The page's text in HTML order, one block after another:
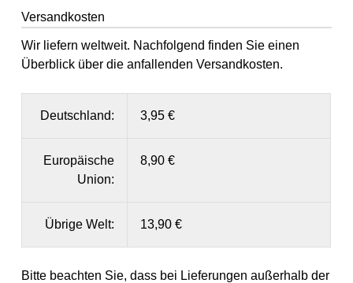
Versandkosten
Wir liefern weltweit. Nachfolgend finden Sie einen
Überblick über die anfallenden Versandkosten.
Deutschland: 3,95 €
Europäische
Union:
8,90 €
Übrige Welt: 13,90 €
Bitte beachten Sie, dass bei Lieferungen außerhalb der